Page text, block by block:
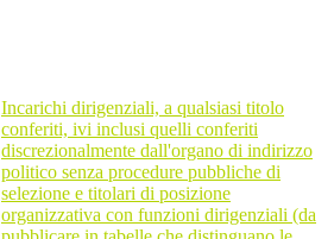
Incarichi dirigenziali, a qualsiasi titolo
conferiti, ivi inclusi quelli conferiti
discrezionalmente dall'organo di indirizzo
politico senza procedure pubbliche di
selezione e titolari di posizione
organizzativa con funzioni dirigenziali (da